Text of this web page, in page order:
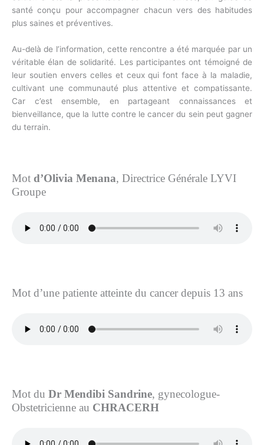
santé conçu pour accompagner chacun vers des habitudes
plus saines et préventives.
Au-delà de l’information, cette rencontre a été marquée par un
véritable élan de solidarité. Les participantes ont témoigné de
leur soutien envers celles et ceux qui font face à la maladie,
cultivant une communauté plus attentive et compatissante.
Car c’est ensemble, en partageant connaissances et
bienveillance, que la lutte contre le cancer du sein peut gagner
du terrain.
Mot d’Olivia Menana, Directrice Générale LYVI
Groupe
Mot d’une patiente atteinte du cancer depuis 13 ans
Mot du Dr Mendibi Sandrine, gynecologue-
Obstetricienne au CHRACERH